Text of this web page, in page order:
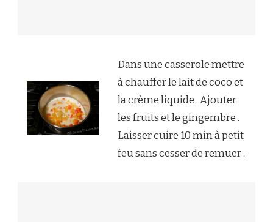
Dans une casserole mettre
à chauffer le lait de coco et
la crème liquide . Ajouter
les fruits et le gingembre .
Laisser cuire 10 min à petit
feu sans cesser de remuer .